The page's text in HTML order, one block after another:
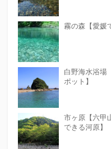
霧の森【愛媛
白野海水浴場
ポット】
市ヶ原【六甲
できる河原】